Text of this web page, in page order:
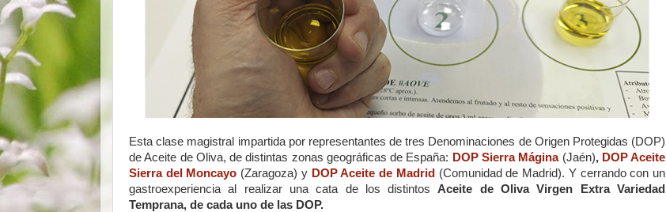
Esta clase magistral impartida por representantes de tres Denominaciones de Origen Protegidas (DOP)
de Aceite de Oliva, de distintas zonas geográficas de España: DOP Sierra Mágina (Jaén), DOP Aceite
Sierra del Moncayo (Zaragoza) y DOP Aceite de Madrid (Comunidad de Madrid). Y cerrando con un
gastroexperiencia al realizar una cata de los distintosAceite de Oliva Virgen Extra Variedad
Temprana, de cada uno de las DOP.